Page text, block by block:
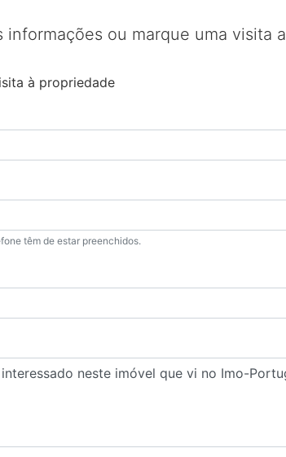
informações ou marque uma visita
à propriedade
têm de estar preenchidos.